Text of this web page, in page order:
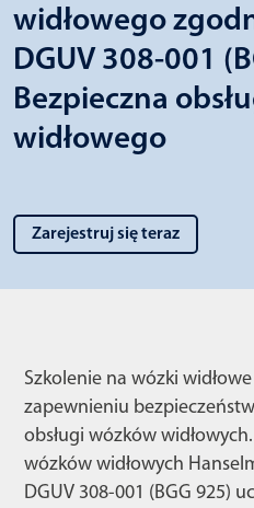
widłowego
DGUV 308-001
Bezpieczna
widłowego
Zarejestruj się teraz
Szkolenie na wózki
zapewnieniu
obsługi wózków
wózków widłowych
DGUV 308-001 (BGG 925)